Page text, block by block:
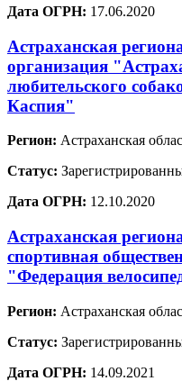
Дата ОГРН: 17.06.2020
Астраханская
организация
любительского
Каспия"
Регион: Астраханская
Статус:
Дата ОГРН: 12.10.2020
Астраханская
спортивная
"Федерация
Регион: Астраханская
Статус:
Дата ОГРН: 14.09.2021